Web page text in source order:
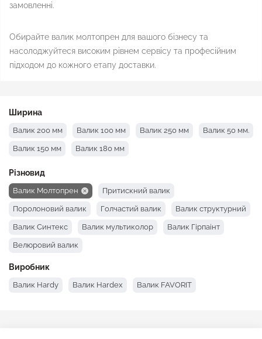
замовленні.
Обирайте валик молтопрен для вашого бізнесу та
насолоджуйтеся високим рівнем сервісу та професійним
підходом до кожного етапу доставки.
Ширина
Валик 200 мм Валик 100 мм Валик 250 мм Валик 50 мм.
Валик 150 мм Валик 180 мм
Різновид
Валик Молтопрен Притискний валик
Поролоновий валик Голчастий валик Валик структурний
Валик Синтекс Валик мультиколор Валик Гірпаінт
Велюровий валик
Виробник
Валик Hardy Валик Hardex Валик FAVORIT